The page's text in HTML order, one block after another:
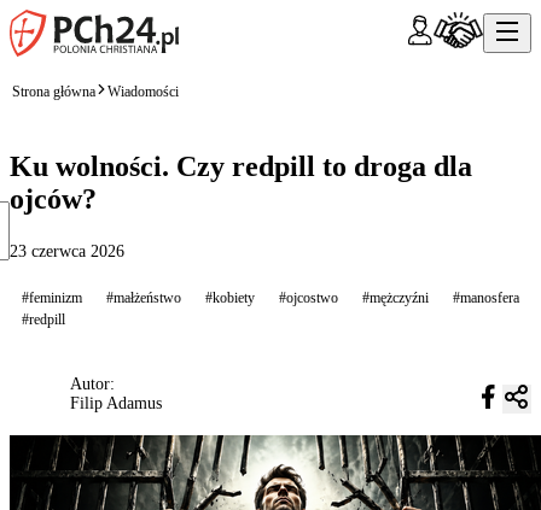
Strona główna Wiadomości
Ku wolności. Czy redpill to droga dla
ojców?
23 czerwca 2026
#feminizm #małżeństwo #kobiety #ojcostwo #mężczyźni
#manosfera
#redpill
Autor:
Filip Adamus